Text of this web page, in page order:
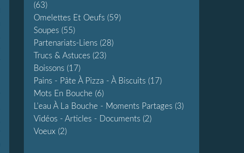
(63)
Omelettes Et Oeufs (59)
Soupes (55)
Partenariats-Liens (28)
Trucs & Astuces (23)
Boissons (17)
Pains - Pâte À Pizza - À Biscuits (17)
Mots En Bouche (6)
L'eau À La Bouche - Moments Partages (3)
Vidéos - Articles - Documents (2)
Voeux (2)